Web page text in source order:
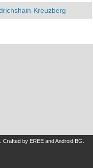
Kreuzberg
Crafted by EREE andAndroid BG